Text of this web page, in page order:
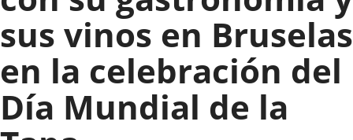
sus vinos en Bruselas
en la celebración del
Día Mundial de la